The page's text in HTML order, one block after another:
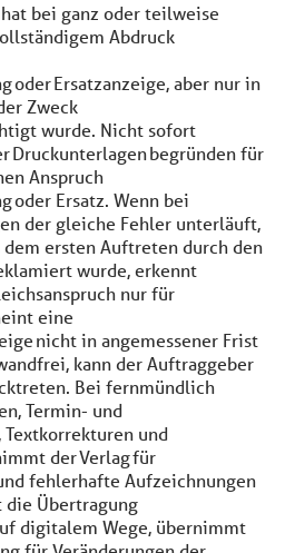
bei ganz oder teilweise
Abdruck
oder Ersatzanzeige, aber nur in
Zweck
wurde. Nicht sofort
Druckunterlagen begründen für
Anspruch
oder Ersatz. Wenn bei
der gleiche Fehler unterläuft,
dem ersten Auftreten durch den
wurde, erkennt
nur für
eine
nicht in angemessener Frist
kann der Auftraggeber
Bei fernmündlich
Termin- und
Textkorrekturen und
der Verlag für
fehlerhafte Aufzeichnungen
Übertragung
digitalem Wege, übernimmt